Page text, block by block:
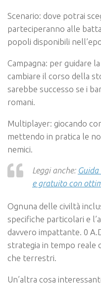
Scenario: dove potrai
parteciperanno alle
popoli disponibili
Campagna: per guidare
cambiare il corso della
sarebbe successo se i
romani.
Multiplayer: giocando
mettendo in pratica le
nemici.
Leggi anche:
e gratuito con
Ognuna delle civiltà
specifiche particolari e
davvero impattante. 0
strategia in tempo reale
che terrestri.
Un’altra cosa